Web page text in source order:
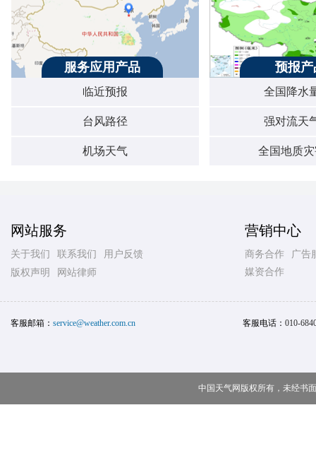
服务应用产品
临近预报
台风路径
机场天气
预报产
全国降水
强对流天
全国地质
网站服务
关于我们 联系我们
用户反馈
版权声明
网站律师
营销中心
商务合作
广告
媒资合作
客服邮箱： service@weather.com.cn 客服电话： 010-
中国天气网版权所有，未经